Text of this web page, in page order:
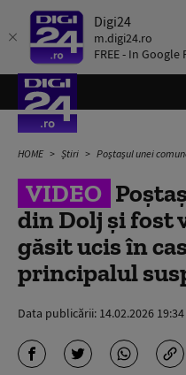
Digi24
m.digi24.ro
FREE - In Google
HOME Știri Poștașul unei comune din Dolj
VIDEO
din Dolj și fost
găsit ucis în
principalul
Data publicării: 14.02.2026 19:34